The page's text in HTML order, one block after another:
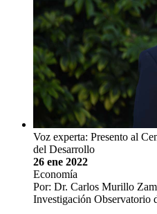
Voz experta: Presento al
del Desarrollo
26 ene 2022
Economía
Por: Dr. Carlos Murillo
Investigación Observatorio